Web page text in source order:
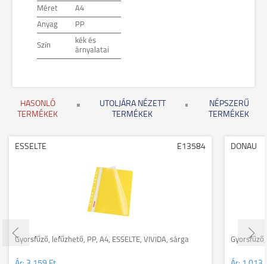
Méret A4
Anyag PP
Szín
kék és
árnyalatai
HASONLÓ
TERMÉKEK
UTOLJÁRA NÉZETT
TERMÉKEK
NÉPSZERŰ
TERMÉKEK
ESSELTE E13584
Gyorsfűző, lefűzhető, PP, A4, ESSELTE, VIVIDA, sárga
DONAU
Gyorsfűző,